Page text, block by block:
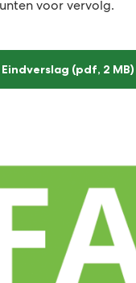
voor vervolg.
Eindverslag (pdf, 2 MB)